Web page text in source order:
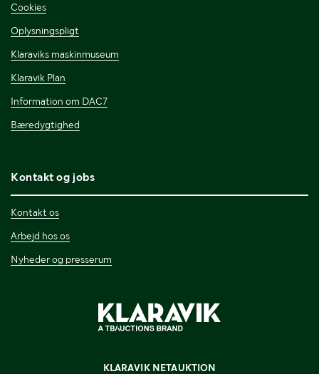
Cookies
Oplysningspligt
Klaraviks maskinmuseum
Klaravik Plan
Information om DAC7
Bæredygtighed
Kontakt og jobs
Kontakt os
Arbejd hos os
Nyheder og presserum
KLARAVIK NETAUKTION